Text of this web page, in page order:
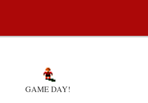
GAME DAY!